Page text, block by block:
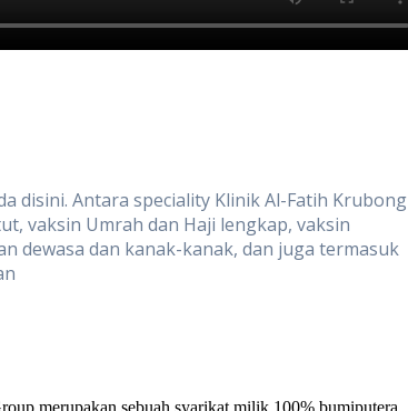
disini. Antara speciality Klinik Al-Fatih Krubong
vaksin Umrah dan Haji lengkap, vaksin
dewasa dan kanak-kanak, dan juga termasuk
merupakan sebuah syarikat milik 100% bumiputera